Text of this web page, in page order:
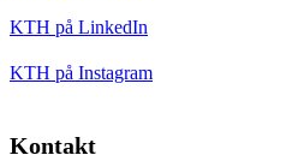
KTH på LinkedIn
KTH på Instagram
Kontakt